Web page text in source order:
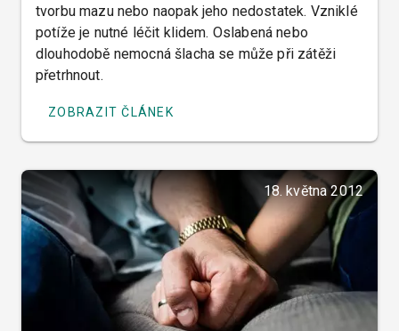
tvorbu mazu nebo naopak jeho nedostatek. Vzniklé
potíže je nutné léčit klidem. Oslabená nebo
dlouhodobě nemocná šlacha se může při zátěži
přetrhnout.
ZOBRAZIT ČLÁNEK
18. května 2012